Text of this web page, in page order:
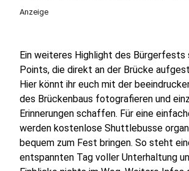
Anzeige
Ein weiteres Highlight des Bürgerfests
Points, die direkt an der Brücke
Hier könnt ihr euch mit der
des Brückenbaus fotografieren und
Erinnerungen schaffen. Für eine
werden kostenlose Shuttlebusse
bequem zum Fest bringen. So steht
entspannten Tag voller Unterhaltung